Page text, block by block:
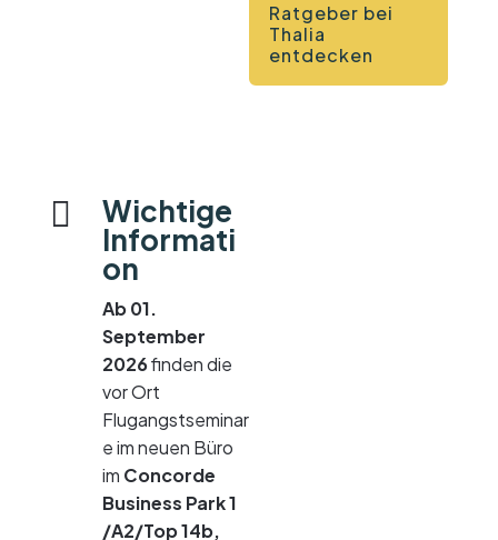
Ratgeber bei
Thalia
entdecken
 Wichtige
Informati
on
Ab 01.
September
2026finden die
vor Ort
Flugangstseminar
e im neuen Büro
im Concorde
Business Park 1
/A2/Top 14b,